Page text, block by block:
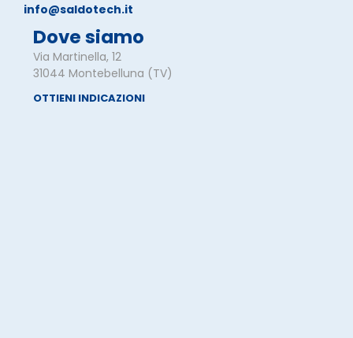
info@saldotech.it
Dove siamo
Via Martinella, 12
31044 Montebelluna (TV)
OTTIENI INDICAZIONI